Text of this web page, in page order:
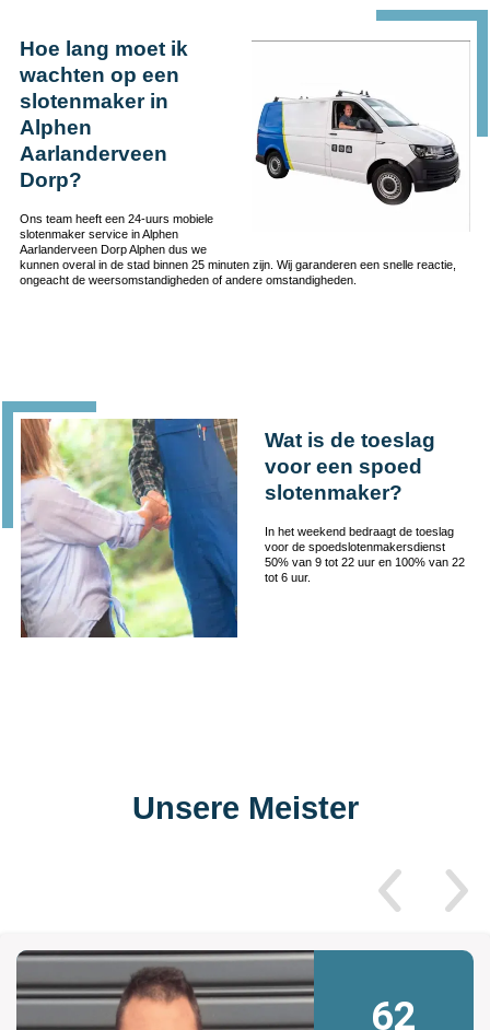
Hoe lang moet ik
wachten op een
slotenmaker in
Alphen
Aarlanderveen
Dorp?
Ons team heeft een 24-uurs mobiele
slotenmaker service in Alphen
Aarlanderveen Dorp Alphen dus we
kunnen overal in de stad binnen 25 minuten zijn. Wij garanderen een snelle reactie,
ongeacht de weersomstandigheden of andere omstandigheden.
Wat is de toeslag
voor een spoed
slotenmaker?
In het weekend bedraagt de toeslag
voor de spoedslotenmakersdienst
50% van 9 tot 22 uur en 100% van 22
tot 6 uur.
Unsere Meister
62